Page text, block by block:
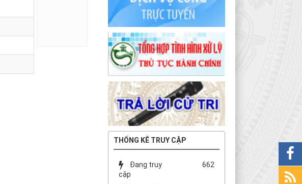
THỐNG KÊ TRUY CẬP
Đang truy
cập
662